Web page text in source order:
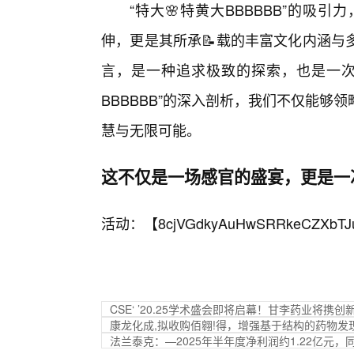
“特大🌸特黄大BBBBBB”的吸引
伸，更是其所承📝载的丰富文化内涵
言，是一种追求极致的探索，也是一
BBBBBB”的深入剖析，我们不仅能够
慧与无限可能。
这不仅是一场感官的盛宴，更是
活动：【
CSE‘ ’20.25学术盛会即将启幕！甘李药业将携创
康龙化成,拟收购佰翱!得，增强基于结构的药物发
法兰泰克：—2025年半年度净利润约1.22亿元，